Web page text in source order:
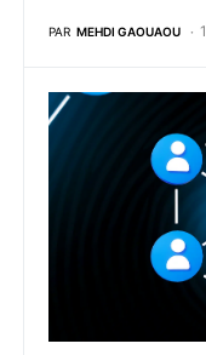
PAR MEHDI GAOUAOU
Qu’est-ce que la